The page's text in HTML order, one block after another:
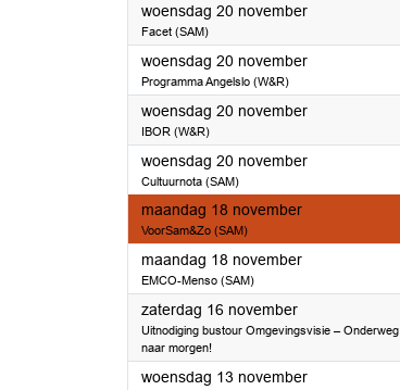
woensdag 20 november2024
Facet (SAM)
woensdag 20 november2024
Programma Angelslo (W&R)
woensdag 20 november2024
IBOR (W&R)
woensdag 20 november2024
Cultuurnota (SAM)
maandag 18 november2024
VoorSam&Zo (SAM)
maandag 18 november2024
EMCO-Menso (SAM)
zaterdag 16 november2024
Uitnodiging bustour Omgevingsvisie – Onderweg
naar morgen!
woensdag 13 november2024